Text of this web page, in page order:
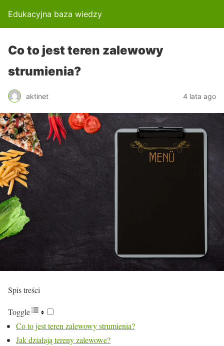
Edukacyjna baza wiedzy
Co to jest teren zalewowy
strumienia?
aktinet 4 lata ago
Spis treści
Toggle
Co to jest teren zalewowy strumienia?
Jak działają tereny zalewowe?